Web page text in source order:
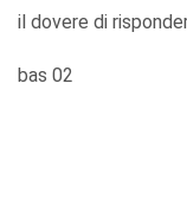
il dovere di
bas 02